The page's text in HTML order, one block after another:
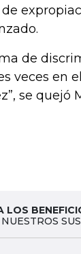
de
veces en
se quejó
LOS
NUESTROS